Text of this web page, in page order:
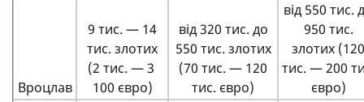
Вроцлав
9 тис. — 14
тис. злотих
(2 тис. — 3
100 євро)
від 320 тис. до
550 тис. злотих
(70 тис. — 120
тис. євро)
від 550 тис.
950 тис.
злотих (120
тис. — 200
євро)